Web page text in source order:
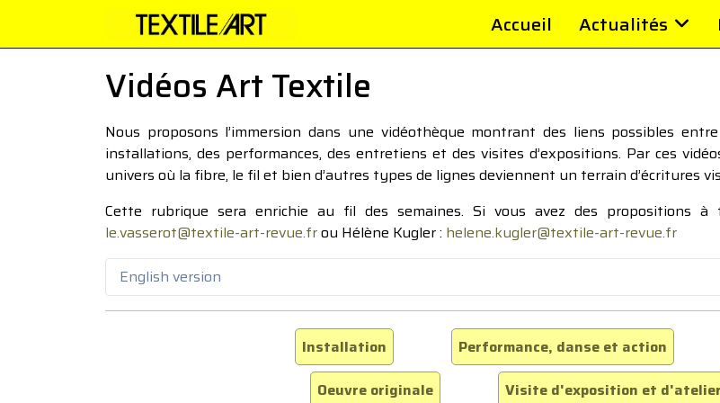
Accueil Actualités
Vidéos Art Textile
Nous proposons l’immersion dans une vidéothèque montrant des liens possibles
installations, des performances, des entretiens et des visites d’expositions. Par ces
univers où la fibre, le fil et bien d’autres types de lignes deviennent un terrain d’écritures
Cette rubrique sera enrichie au fil des semaines. Si vous avez des propositions à
le.vasserot@textile-art-revue.frou Hélène Kugler : helene.kugler@textile-art-revue.fr
English version
Installation Performance, danse et action
Oeuvre originale
Visite d'exposition et d'atelier